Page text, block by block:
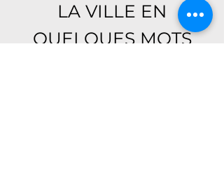
LA VILLE EN
QUELQUES MOTS